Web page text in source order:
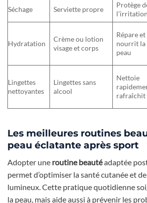
Séchage Serviette propre
Protège
l’irritation
Hydratation
Crème ou lotion
visage et corps
Répare et
nourrit la
peau
Lingettes
nettoyantes
Lingettes sans
alcool
Nettoie
rafraîchit
Les meilleures routines
peau éclatante après sport
Adopter une routine beautéadaptée
permet d’optimiser la santé cutanée et
lumineux. Cette pratique quotidienne
la peau, mais aide aussi à prévenir les